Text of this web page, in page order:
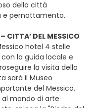
della città
e pernottamento.
DEL MESSICO
hotel 4 stelle
la guida locale e
la visita della
sarà il Museo
del Messico,
mondo di arte